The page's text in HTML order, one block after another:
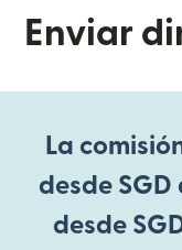
Enviar
La
desde SGD
desde